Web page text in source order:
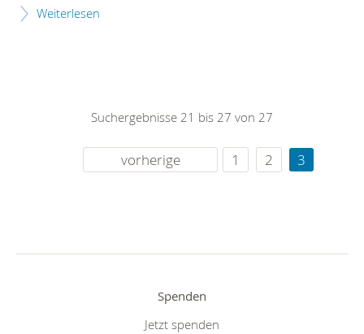
Weiterlesen
Suchergebnisse 21 bis 27 von 27
vorherige 1 2 3
Spenden
Jetzt spenden